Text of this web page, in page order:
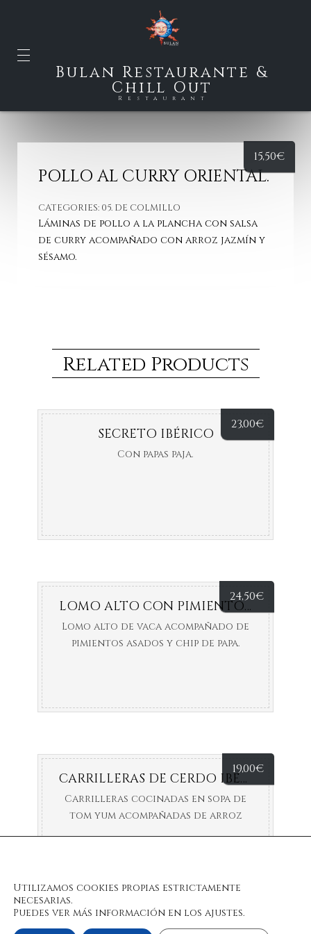
Bulan Restaurante &
Chill Out
Restaurant
POLLO AL CURRY ORIENTAL.
CATEGORIES: 05. DE COLMILLO
Láminas de pollo a la plancha con salsa
de curry acompañado con arroz jazmín y
sésamo.
15,50€
Related Products
23,00€
SECRETO IBÉRICO
Con papas paja.
24,50€
LOMO ALTO CON PIMIENTOS ASADOS.
Lomo alto de vaca acompañado de
pimientos asados y chip de papa.
19,00€
CARRILLERAS DE CERDO IBERICO.
Carrilleras cocinadas en sopa de
tom yum acompañadas de arroz
Utilizamos cookies propias estrictamente
necesarias.
Puedes ver más información en los ajustes.